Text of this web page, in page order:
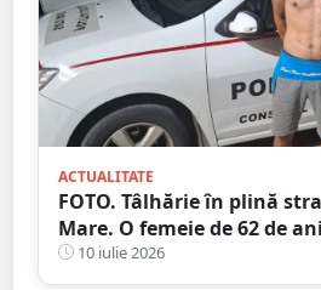
ACTUALITATE
FOTO. Tâlhărie în plină
Mare. O femeie de 62 de
ce se întorcea de la
10 iulie 2026